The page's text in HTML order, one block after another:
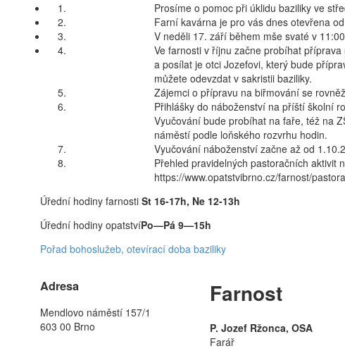
1.
Prosíme o pomoc při úklidu baziliky ve
2.
Farní kavárna je pro vás dnes otevřena
3.
V neděli 17. září během mše svaté v
4.
Ve farnosti v říjnu začne probíhat
a posílat je otci Jozefovi, který bude
můžete odevzdat v sakristii baziliky.
5.
Zájemci o přípravu na biřmování se
6.
Přihlášky do náboženství na příští školní
Vyučování bude probíhat na faře, též na
náměstí podle loňského rozvrhu hodin.
7.
Vyučování náboženství začne až od
8.
Přehled pravidelných pastoračních aktivit
https://www.opatstvibrno.cz/farnost/
Úřední hodiny farnosti St 16-17h, Ne 12-13h
Úřední hodiny opatstvíPo—Pá 9—15h
Pořad bohoslužeb, otevírací doba baziliky
Adresa
Mendlovo náměstí 157/1
603 00 Brno
Farnost
P. Jozef Ržonca, OSA
Farář